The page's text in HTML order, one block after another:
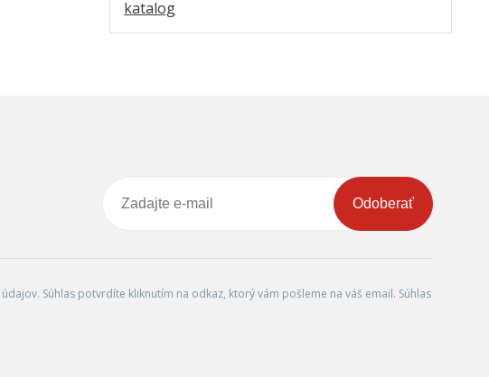
katalog
Odoberať
Súhlas potvrdíte kliknutím na odkaz, ktorý vám pošleme na váš email. Súhlas